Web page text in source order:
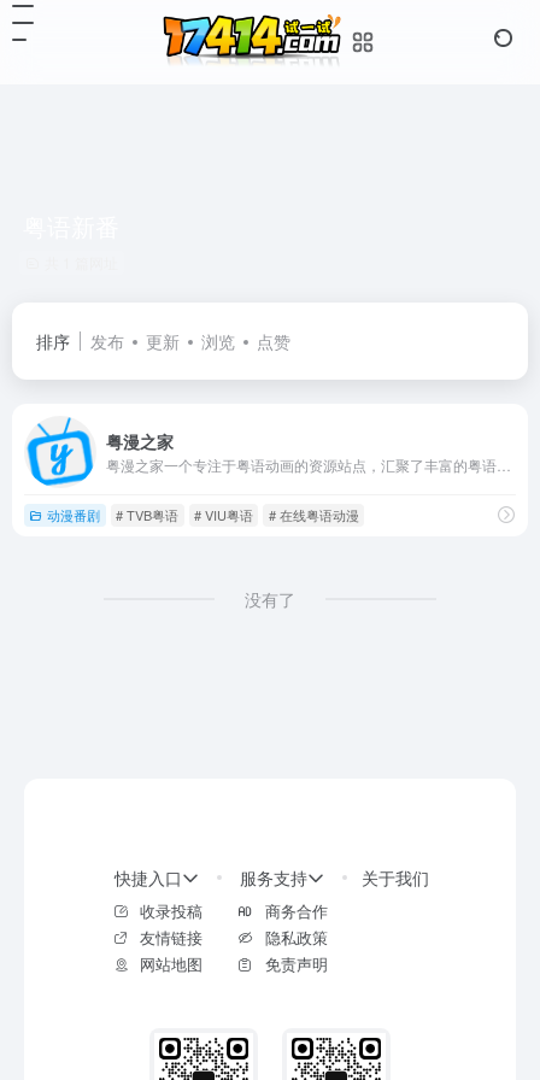
排序 发布 更新 浏览 点赞
粤漫之家
动漫番剧 # TVB粤语 # VIU粤语 # 在线粤语动漫
没有了
快捷入口
收录投稿
友情链接
网站地图
服务支持
商务合作
隐私政策
免责声明
关于我们